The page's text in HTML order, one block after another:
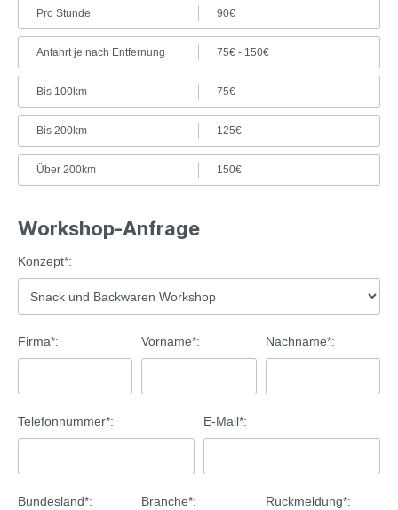
Pro Stunde 90€
Anfahrt je nach Entfernung 75€ - 150€
Bis 100km 75€
Bis 200km 125€
Über 200km 150€
Workshop-Anfrage
Konzept*:
Firma*: Vorname*: Nachname*:
Telefonnummer*: E-Mail*:
Bundesland*: Branche*: Rückmeldung*: